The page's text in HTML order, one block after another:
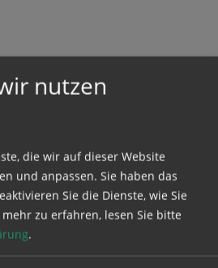
bestellen Sie das
mit Ihrem Benutzernamen
nutzen
die wir auf dieser Website
und anpassen. Sie haben das
Sie die Dienste, wie Sie
mehr zu erfahren, lesen Sie bitte
.